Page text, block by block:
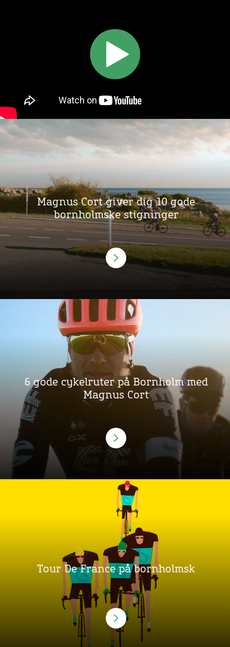
Magnus Cort giver dig 10 gode
bornholmske stigninger
6 gode cykelruter på Bornholm med
Magnus Cort
Tour De France på bornholmsk